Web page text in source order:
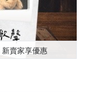
新賣家享優惠